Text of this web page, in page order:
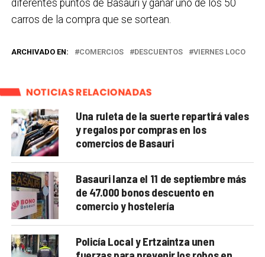
diferentes puntos de Basauri y ganar uno de los 50
carros de la compra que se sortean.
ARCHIVADO EN: COMERCIOS DESCUENTOS VIERNES LOCO
NOTICIAS RELACIONADAS
Una ruleta de la suerte repartirá vales
y regalos por compras en los
comercios de Basauri
Basauri lanza el 11 de septiembre más
de 47.000 bonos descuento en
comercio y hostelería
Policía Local y Ertzaintza unen